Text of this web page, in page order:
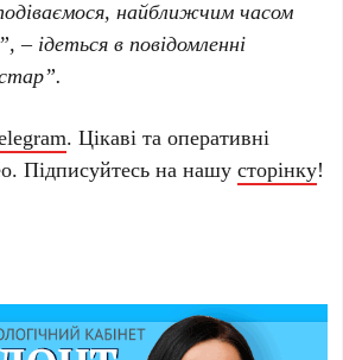
найближчим часом
– ідеться в повідомленні
. Цікаві та оперативні
Підписуйтесь на нашусторінку!